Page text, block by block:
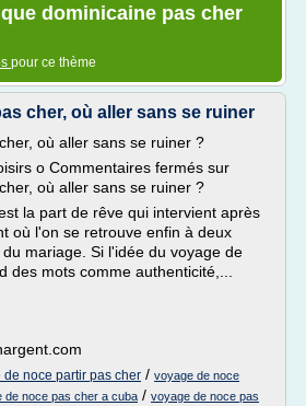
dominicaine pas cher
pour ce thème
cher, où aller sans se ruiner
où aller sans se ruiner ?
o Commentaires fermés sur
où aller sans se ruiner ?
la part de rêve qui intervient après
où l'on se retrouve enfin à deux
mariage. Si l'idée du voyage de
des mots comme authenticité,...
de noce partir pas cher / voyage de noce
de noce pas cher a cuba / voyage de noce pas